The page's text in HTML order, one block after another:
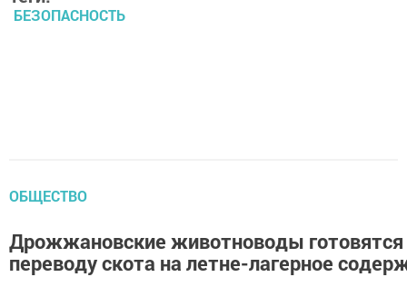
БЕЗОПАСНОСТЬ
ОБЩЕСТВО
Дрожжановские животноводы готовятся
переводу скота на летне-лагерное